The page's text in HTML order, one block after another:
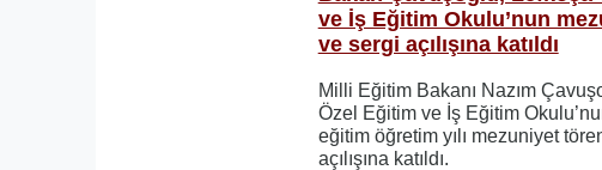
ve İş Eğitim Okulu’nun
ve sergi açılışına katıldı
Milli Eğitim Bakanı Nazım
Özel Eğitim ve İş Eğitim
eğitim öğretim yılı mezuniyet
açılışına katıldı.